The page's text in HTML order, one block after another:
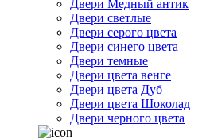
Двери Медный антик
Двери светлые
Двери серого цвета
Двери синего цвета
Двери темные
Двери цвета венге
Двери цвета Дуб
Двери цвета Шоколад
Двери черного цвета